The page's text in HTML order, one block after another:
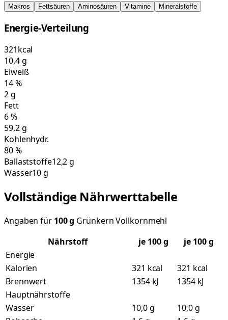
Makros Fettsäuren Aminosäuren Vitamine Mineralstoffe
Energie-Verteilung
321kcal
10,4g
Eiweiß
14%
2g
Fett
6%
59,2g
Kohlenhydr.
80%
Ballaststoffe12,2 g
Wasser10 g
Vollständige Nährwerttabelle
Angaben für 100g Grünkern Vollkornmehl
Nährstoff
je 100g
je 100 g
Energie
Kalorien
321 kcal
321 kcal
Brennwert
1354 kJ
1354 kJ
Hauptnährstoffe
Wasser
10,0 g
10,0 g